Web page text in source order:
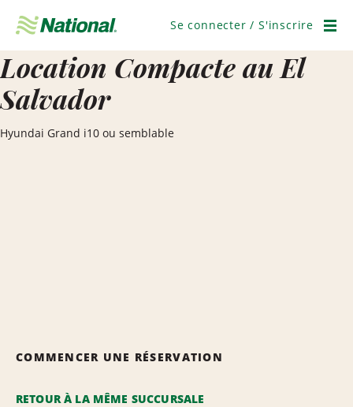
navigation
Se connecter / S'inscrire
Location Compacte au El
Salvador
Hyundai Grand i10 ou semblable
COMMENCER UNE RÉSERVATION
RETOUR À LA MÊME SUCCURSALE